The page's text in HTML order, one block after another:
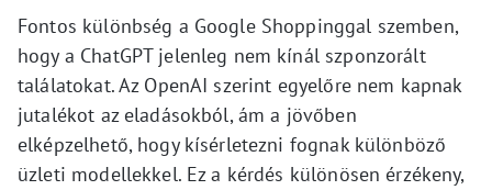
Fontos különbség a Google Shoppinggal szemben,
hogy a ChatGPT jelenleg nem kínál szponzorált
találatokat. Az OpenAI szerint egyelőre nem kapnak
jutalékot az eladásokból, ám a jövőben
elképzelhető, hogy kísérletezni fognak különböző
üzleti modellekkel. Ez a kérdés különösen érzékeny,